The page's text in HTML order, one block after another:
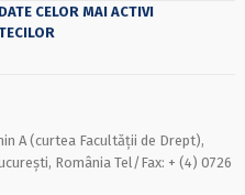
CELOR MAI ACTIVI
A (curtea Facultății de Drept),
România Tel/Fax: + (4) 0726